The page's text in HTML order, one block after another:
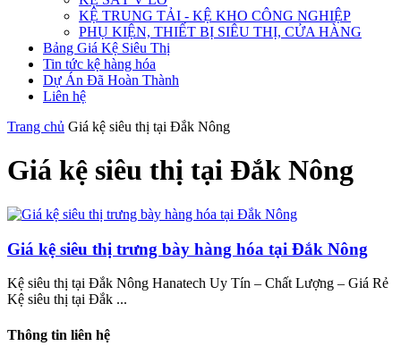
KỆ TRUNG TẢI - KỆ KHO CÔNG NGHIỆP
PHỤ KIỆN, THIẾT BỊ SIÊU THỊ, CỬA HÀNG
Bảng Giá Kệ Siêu Thị
Tin tức kệ hàng hóa
Dự Án Đã Hoàn Thành
Liên hệ
Trang chủ Giá kệ siêu thị tại Đắk Nông
Giá kệ siêu thị tại Đắk Nông
Giá kệ siêu thị trưng bày hàng hóa tại Đắk Nông
Kệ siêu thị tại Đắk Nông Hanatech Uy Tín – Chất Lượng – Giá Rẻ
Kệ siêu thị tại Đắk ...
Thông tin liên hệ